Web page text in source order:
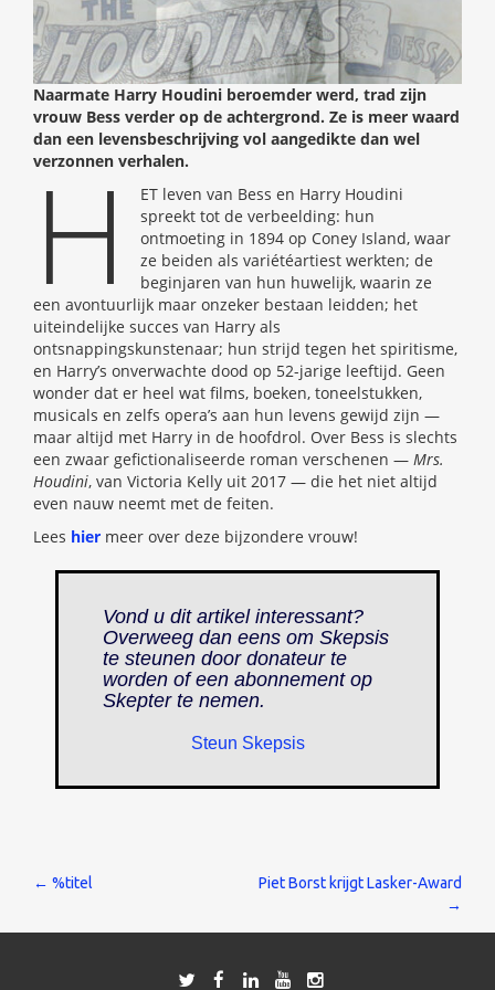
Naarmate Harry Houdini beroemder werd, trad zijn
vrouw Bess verder op de achtergrond. Ze is meer waard
dan een levensbeschrijving vol aangedikte dan wel
verzonnen verhalen.
H
ET leven van Bess en Harry Houdini
spreekt tot de verbeelding: hun
ontmoeting in 1894 op Coney Island, waar
ze beiden als variétéartiest werkten; de
beginjaren van hun huwelijk, waarin ze
een avontuurlijk maar onzeker bestaan leidden; het
uiteindelijke succes van Harry als
ontsnappingskunstenaar; hun strijd tegen het spiritisme,
en Harry’s onverwachte dood op 52-jarige leeftijd. Geen
wonder dat er heel wat films, boeken, toneelstukken,
musicals en zelfs opera’s aan hun levens gewijd zijn —
maar altijd met Harry in de hoofdrol. Over Bess is slechts
een zwaar gefictionaliseerde roman verschenen — Mrs.
Houdini, van Victoria Kelly uit 2017 — die het niet altijd
even nauw neemt met de feiten.
Lees hier meer over deze bijzondere vrouw!
Vond u dit artikel interessant?
Overweeg dan eens om Skepsis
te steunen door donateur te
worden of een abonnement op
Skepterte nemen.
Steun Skepsis
Bericht
navigatie
← %titel
Piet Borst krijgt Lasker-Award
→